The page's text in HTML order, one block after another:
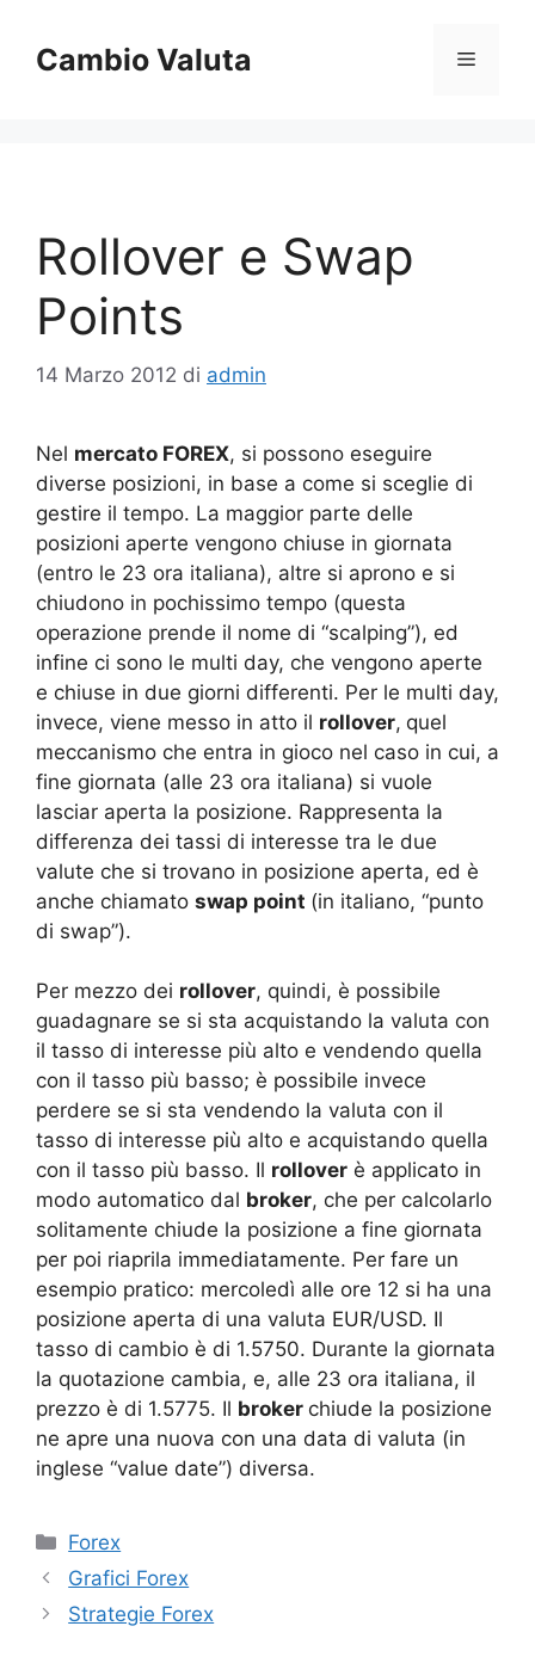
contenuto
Cambio Valuta Menu
Rollover e Swap
Points
14 Marzo 2012 di admin
Nel mercato FOREX, si possono eseguire
diverse posizioni, in base a come si sceglie di
gestire il tempo. La maggior parte delle
posizioni aperte vengono chiuse in giornata
(entro le 23 ora italiana), altre si aprono e si
chiudono in pochissimo tempo (questa
operazione prende il nome di “scalping”), ed
infine ci sono le multi day, che vengono aperte
e chiuse in due giorni differenti. Per le multi day,
invece, viene messo in atto il rollover, quel
meccanismo che entra in gioco nel caso in cui, a
fine giornata (alle 23 ora italiana) si vuole
lasciar aperta la posizione. Rappresenta la
differenza dei tassi di interesse tra le due
valute che si trovano in posizione aperta, ed è
anche chiamato swap point (in italiano, “punto
di swap”).
Per mezzo dei rollover, quindi, è possibile
guadagnare se si sta acquistando la valuta con
il tasso di interesse più alto e vendendo quella
con il tasso più basso; è possibile invece
perdere se si sta vendendo la valuta con il
tasso di interesse più alto e acquistando quella
con il tasso più basso. Il rollover è applicato in
modo automatico dal broker, che per calcolarlo
solitamente chiude la posizione a fine giornata
per poi riaprila immediatamente. Per fare un
esempio pratico: mercoledì alle ore 12 si ha una
posizione aperta di una valuta EUR/USD. Il
tasso di cambio è di 1.5750. Durante la giornata
la quotazione cambia, e, alle 23 ora italiana, il
prezzo è di 1.5775. Il broker chiude la posizione
ne apre una nuova con una data di valuta (in
inglese “value date”) diversa.
Categorie
Forex
Grafici Forex
Strategie Forex